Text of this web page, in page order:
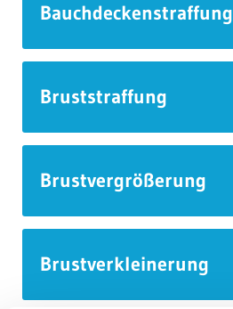
Bauchdeckenstraffung
Bruststraffung
Brustvergrößerung
Brustverkleinerung